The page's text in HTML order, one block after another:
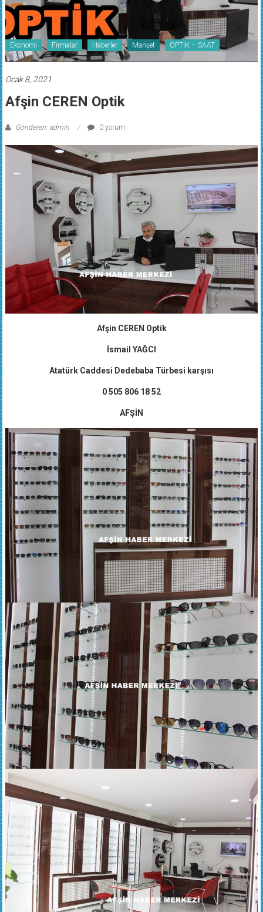
Ekonomi Firmalar Haberler Manşet OPTİK – SAAT
Ocak 8, 2021
Afşin CEREN Optik
Gönderen: admin 0 yorum
Afşin CEREN Optik
İsmail YAĞCI
Atatürk Caddesi Dedebaba Türbesi karşısı
0 505 806 18 52
AFŞİN